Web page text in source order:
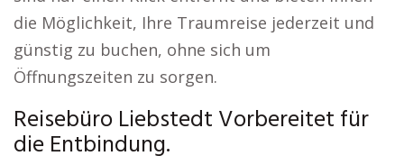
die Möglichkeit, Ihre Traumreise jederzeit und
günstig zu buchen, ohne sich um
Öffnungszeiten zu sorgen.
Reisebüro Liebstedt Vorbereitet für
die Entbindung.